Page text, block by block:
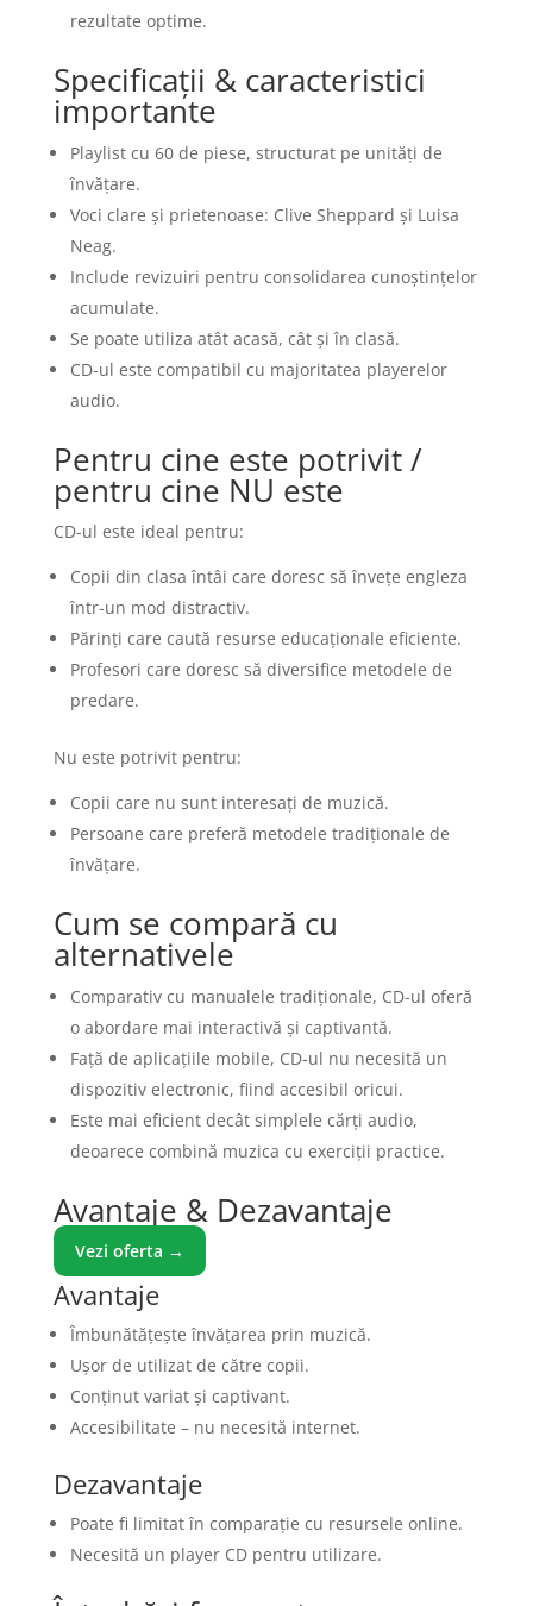
rezultate optime.
Specificații & caracteristici
importante
Playlist cu 60 de piese, structurat pe unități de
învățare.
Voci clare și prietenoase: Clive Sheppard și Luisa
Neag.
Include revizuiri pentru consolidarea cunoștințelor
acumulate.
Se poate utiliza atât acasă, cât și în clasă.
CD-ul este compatibil cu majoritatea playerelor
audio.
Pentru cine este potrivit /
pentru cine NU este
CD-ul este ideal pentru:
Copii din clasa întâi care doresc să învețe engleza
într-un mod distractiv.
Părinți care caută resurse educaționale eficiente.
Profesori care doresc să diversifice metodele de
predare.
Nu este potrivit pentru:
Copii care nu sunt interesați de muzică.
Persoane care preferă metodele tradiționale de
învățare.
Cum se compară cu
alternativele
Comparativ cu manualele tradiționale, CD-ul oferă
o abordare mai interactivă și captivantă.
Față de aplicațiile mobile, CD-ul nu necesită un
dispozitiv electronic, fiind accesibil oricui.
Este mai eficient decât simplele cărți audio,
deoarece combină muzica cu exerciții practice.
Avantaje & Dezavantaje
Vezi oferta →
Avantaje
Îmbunătățește învățarea prin muzică.
Ușor de utilizat de către copii.
Conținut variat și captivant.
Accesibilitate – nu necesită internet.
Dezavantaje
Poate fi limitat în comparație cu resursele online.
Necesită un player CD pentru utilizare.